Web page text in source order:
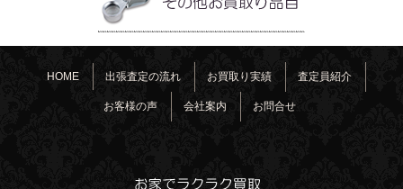
HOME 出張査定の流れ お買取り実績 査定員紹介
お客様の声 会社案内 お問合せ